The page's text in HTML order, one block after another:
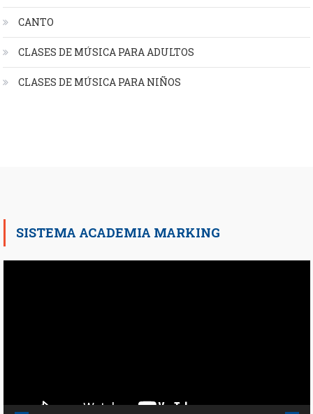
CANTO
CLASES DE MÚSICA PARA ADULTOS
CLASES DE MÚSICA PARA NIÑOS
SISTEMA ACADEMIA MARKING